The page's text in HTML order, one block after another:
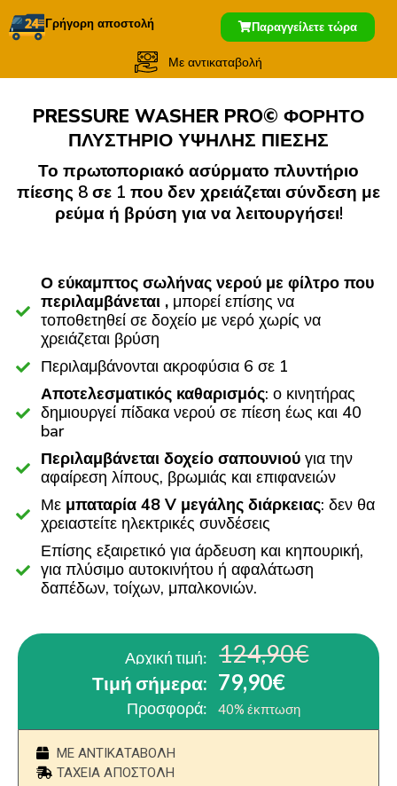
Γρήγορη αποστολή Παραγγείλετε τώρα
Με αντικαταβολή
PRESSURE WASHER PRO© ΦΟΡΗΤΟ
ΠΛΥΣΤΗΡΙΟ ΥΨΗΛΗΣ ΠΙΕΣΗΣ
Το πρωτοποριακό ασύρματο πλυντήριο
πίεσης 8 σε 1 που δεν χρειάζεται σύνδεση με
ρεύμα ή βρύση για να λειτουργήσει!
Ο εύκαμπτος σωλήνας νερού με φίλτρο που
περιλαμβάνεται , μπορεί επίσης να
τοποθετηθεί σε δοχείο με νερό χωρίς να
χρειάζεται βρύση
Περιλαμβάνονται ακροφύσια 6 σε 1
Αποτελεσματικός καθαρισμός: ο κινητήρας
δημιουργεί πίδακα νερού σε πίεση έως και 40
bar
Περιλαμβάνεται δοχείο σαπουνιού για την
αφαίρεση λίπους, βρωμιάς και επιφανειών
Με μπαταρία 48 V μεγάλης διάρκειας: δεν θα
χρειαστείτε ηλεκτρικές συνδέσεις
Επίσης εξαιρετικό για άρδευση και κηπουρική,
για πλύσιμο αυτοκινήτου ή αφαλάτωση
δαπέδων, τοίχων, μπαλκονιών.
Αρχική τιμή: 124,90€
Τιμή σήμερα: 79,90€
Προσφορά: 40% έκπτωση
ΜΕ ΑΝΤΙΚΑΤΑΒΟΛΗ
ΤΑΧΕΙΑ ΑΠΟΣΤΟΛΗ